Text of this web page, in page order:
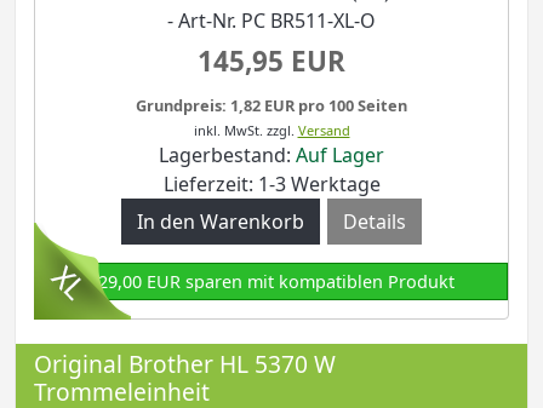
- Art-Nr. PC BR511-XL-O
145,95 EUR
Grundpreis: 1,82 EUR pro 100 Seiten
inkl. MwSt. zzgl. Versand
Lagerbestand: Auf Lager
Lieferzeit: 1-3 Werktage
Details
129,00 EUR sparen mit kompatiblen Produkt
Original Brother HL 5370 W
Trommeleinheit